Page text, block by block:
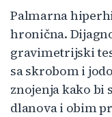
Palmarna
hronična.
gravimetrijski
sa skrobom i
znojenja kako bi
dlanova i obim